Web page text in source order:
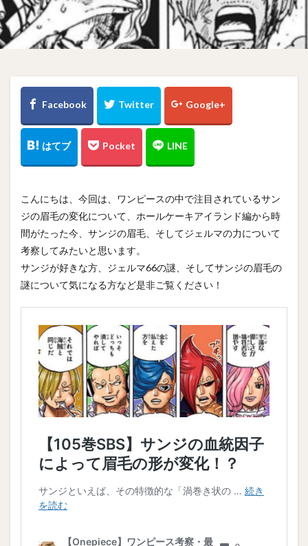
こんにちは、今回は、ワンピースの中で注目されているサン
ジの眉毛の変化について、ホールケーキアイランド編から時
間がたった今、サンジの眉毛、そしてジェルマの力について
考察してみたいと思います。
サンジが好きな方、ジェルマ66の謎、そしてサンジの眉毛の
謎について気になる方など是非ご覧ください！